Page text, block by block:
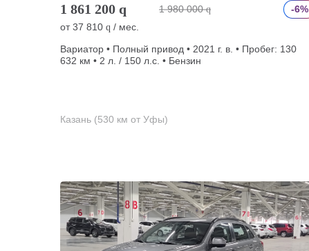
1 861 200 q 1 980 000 q
-6%
от37 810 q / мес.
Вариатор • Полный привод • 2021 г. в. • Пробег: 130
632 км • 2 л. / 150 л.с. • Бензин
Казань (530 км от Уфы)